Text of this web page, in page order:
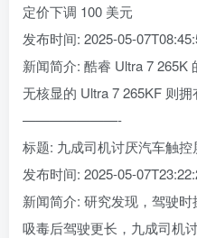
定价下调 100 美元
发布时间: 2025-05-
新闻简介: 酷睿 Ultra 7 265K
无核显的 Ultra 7 265KF 则拥
———————-
标题: 九成司机讨厌汽车触
发布时间: 2025-05-
新闻简介: 研究发现，驾驶
吸毒后驾驶更长，九成司机